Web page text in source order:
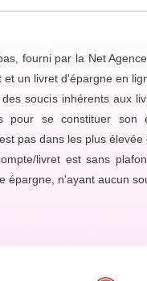
fourni par la Net
un livret d'épargne en
soucis inhérents aux
pour se constituer son
pas dans les plus élevée
livret est sans
épargne, n'ayant aucun